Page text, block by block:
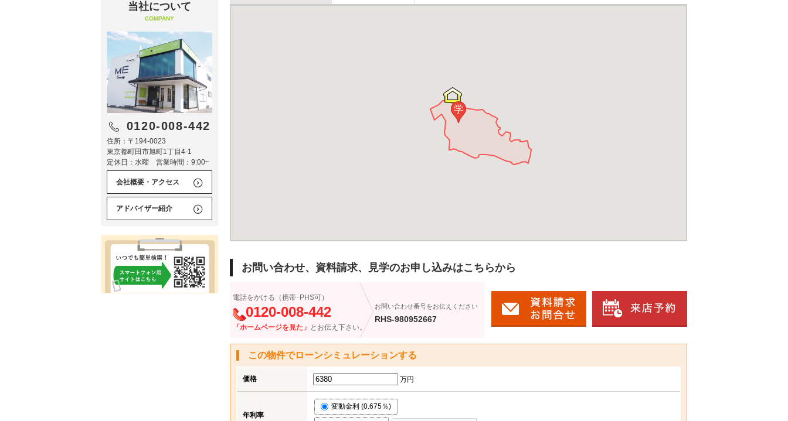
学
お問い合わせ、資料請求、見学のお申し込みはこちらから
電話をかける（携帯･PHS可）
0120-008-442
「ホームページを見た」 とお伝え下さい。
お問い合わせ番号をお伝えください
RHS-980952667
この物件でローンシミュレーションする
価格 万円
年利率
変動金利 (0.675％)
当社について
COMPANY
0120-008-442
住所：〒194-0023
東京都町田市旭町1丁目4-1
定休日：水曜 営業時間：9:00~
会社概要・アクセス
アドバイザー紹介